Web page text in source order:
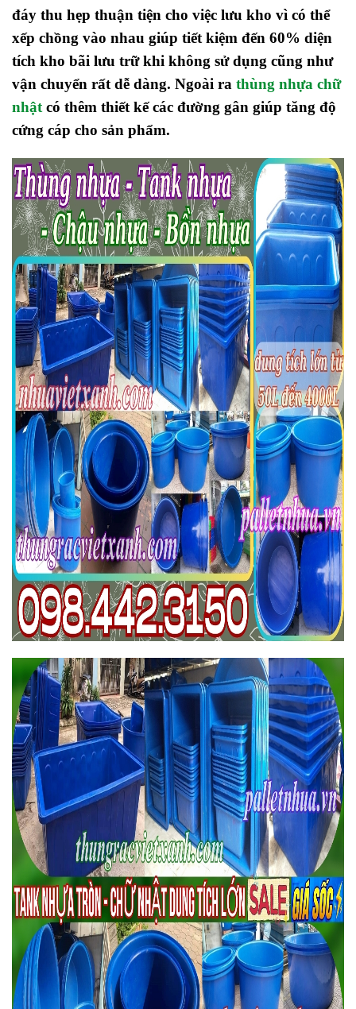
đáy thu hẹp thuận tiện cho việc lưu kho vì có thể
xếp chồng vào nhau giúp tiết kiệm đến 60% diện
tích kho bãi lưu trữ khi không sử dụng cũng như
vận chuyển rất dễ dàng. Ngoài ra thùng nhựa chữ
nhậtcó thêm thiết kế các đường gân giúp tăng độ
cứng cáp cho sản phẩm.